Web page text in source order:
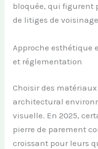
bloquée, qui figurent
de litiges de
Approche esthétique
et réglementation
Choisir des
architectural
visuelle. En 2025,
pierre de parement
croissant pour leurs